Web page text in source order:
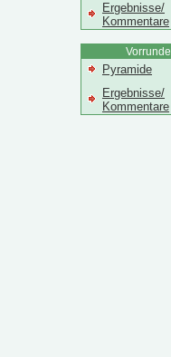
Ergebnisse/
Kommentare
Vorrunde
Pyramide
Ergebnisse/
Kommentare